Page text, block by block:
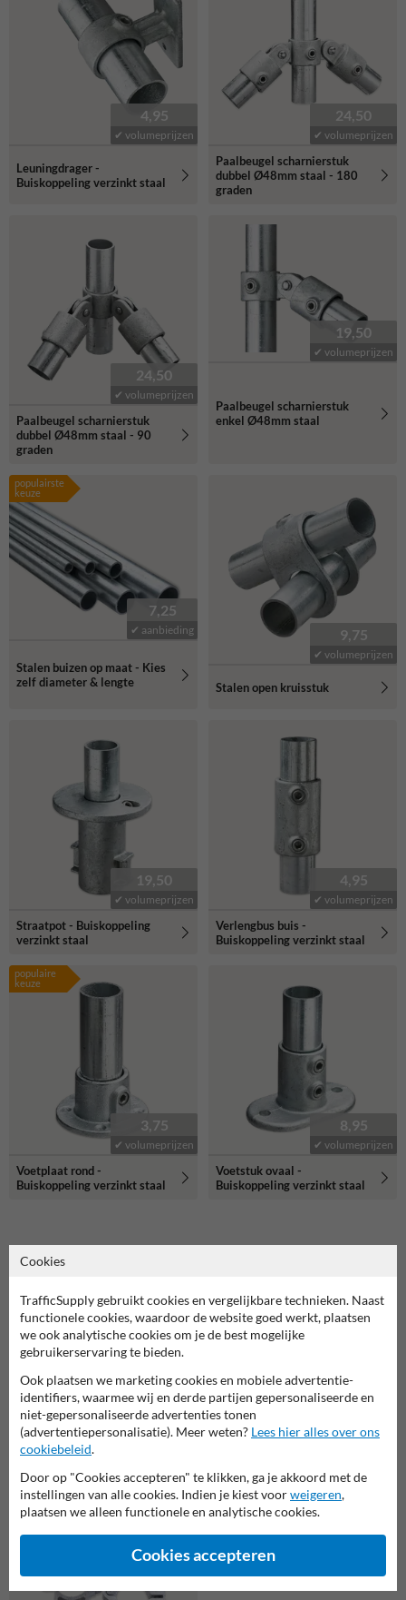
4,95
✔ volumeprijzen
Leuningdrager -
Buiskoppeling verzinkt staal
24,50
✔ volumeprijzen
Paalbeugel scharnierstuk
dubbel Ø48mm staal - 180
graden
24,50
✔ volumeprijzen
Paalbeugel scharnierstuk
dubbel Ø48mm staal - 90
graden
19,50
✔ volumeprijzen
Paalbeugel scharnierstuk
enkel Ø48mm staal
populairste
keuze
7,25
✔ aanbieding
Stalen buizen op maat - Kies
zelf diameter & lengte
9,75
✔ volumeprijzen
Stalen open kruisstuk
19,50
✔ volumeprijzen
Straatpot - Buiskoppeling
verzinkt staal
4,95
✔ volumeprijzen
Verlengbus buis -
Buiskoppeling verzinkt staal
populaire
keuze
3,75
✔ volumeprijzen
Voetplaat rond -
Buiskoppeling verzinkt staal
8,95
✔ volumeprijzen
Voetstuk ovaal -
Buiskoppeling verzinkt staal
Verkeersbordbeugel Ø48mm
ANTI-DIEFSTAL (set 2 stuks)
Bordbeugelset paal variabel -
RVS klemband (set 2 stuks)
Cookies
TrafficSupply gebruikt cookies en vergelijkbare technieken. Naast
functionele cookies, waardoor de website goed werkt, plaatsen
we ook analytische cookies om je de best mogelijke
gebruikerservaring te bieden.
Ook plaatsen we marketing cookies en mobiele advertentie-
identifiers, waarmee wij en derde partijen gepersonaliseerde en
niet-gepersonaliseerde advertenties tonen
(advertentiepersonalisatie). Meer weten? Lees hier alles over ons
cookiebeleid.
Door op "Cookies accepteren" te klikken, ga je akkoord met de
instellingen van alle cookies. Indien je kiest voorweigeren,
plaatsen we alleen functionele en analytische cookies.
Cookies accepteren